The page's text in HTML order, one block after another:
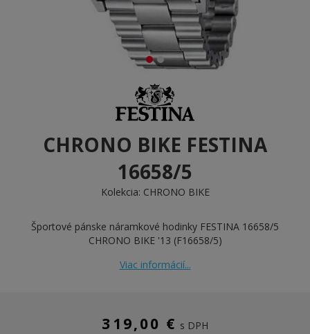
CHRONO BIKE FESTINA
16658/5
Kolekcia: CHRONO BIKE
Športové pánske náramkové hodinky FESTINA 16658/5
CHRONO BIKE '13 (F16658/5)
Viac informácií...
319,00 € s DPH